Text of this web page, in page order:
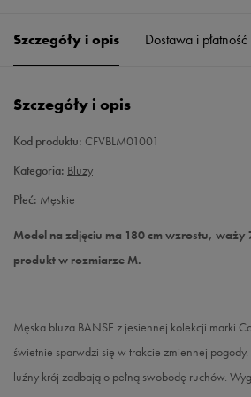
M Powiadom o dostępności
XXL
Szczegóły i opis Dostawa i płatność
Szczegóły i opis
Kod produktu: CFVBLM01001
Kategoria: Bluzy
Płeć: Męskie
Model na zdjęciu ma 180 cm wzrostu, waży
produkt w rozmiarze M.
Męska bluza BANSE z jesiennej kolekcji marki
świetnie sparwdzi się w trakcie zmiennej pogody.
luźny krój zadbają o pełną swobodę ruchów.